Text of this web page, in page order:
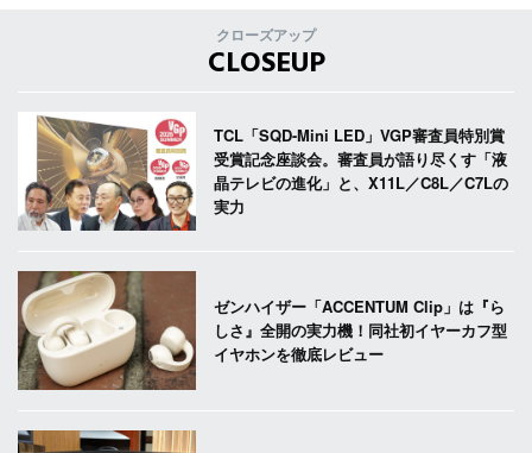
クローズアップ
CLOSEUP
TCL「SQD-Mini LED」VGP審査員特別賞
受賞記念座談会。審査員が語り尽くす「液
晶テレビの進化」と、X11L／C8L／C7Lの
実力
ゼンハイザー「ACCENTUM Clip」は『ら
しさ』全開の実力機！同社初イヤーカフ型
イヤホンを徹底レビュー